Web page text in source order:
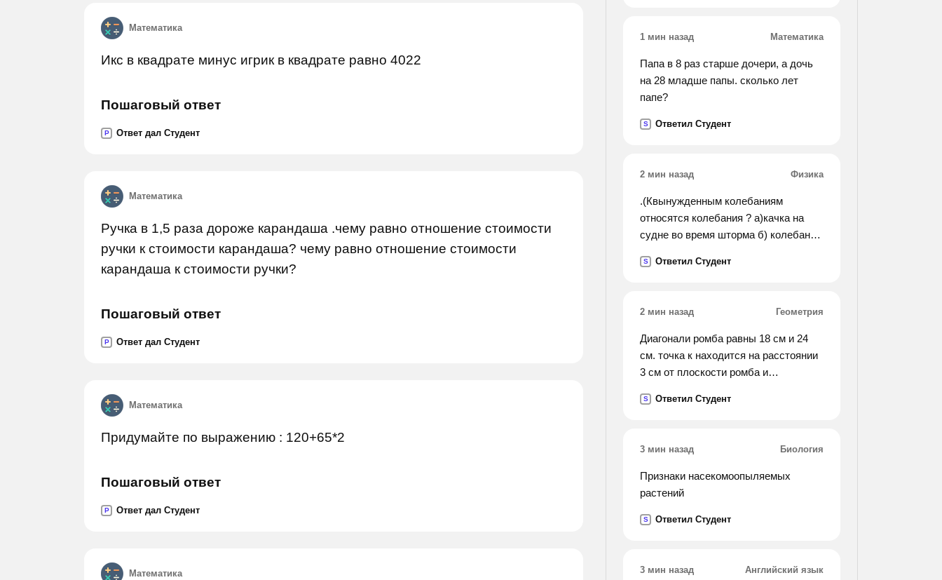
Математика
Икс в квадрате минус игрик в квадрате равно 4022
Пошаговый ответ
P Ответ дал Студент
Математика
Ручка в 1,5 раза дороже карандаша .чему равно отношение стоимости
ручки к стоимости карандаша? чему равно отношение стоимости
карандаша к стоимости ручки?
Пошаговый ответ
P Ответ дал Студент
Математика
Придумайте по выражению : 120+65*2
Пошаговый ответ
P Ответ дал Студент
Математика
1 мин назад Математика
Папа в 8 раз старше дочери, а дочь
на 28 младше папы. сколько лет
папе?
S Ответил Студент
2 мин назад Физика
.(Квынужденным колебаниям
относятся колебания ? а)качка на
судне во время шторма б) колебания
колебания люстры, в которую
S Ответил Студент
2 мин назад Геометрия
Диагонали ромба равны 18 см и 24
см. точка к находится на расстоянии
3 см от плоскости ромба и
это расстояние.
S Ответил Студент
3 мин назад Биология
Признаки насекомоопыляемых
растений
S Ответил Студент
3 мин назад Английский язык